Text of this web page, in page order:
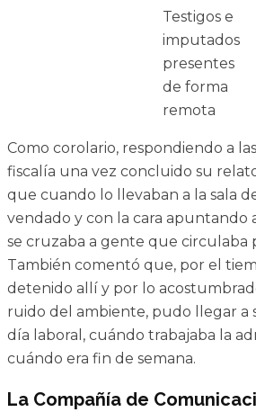
Testigos e
imputados
presentes
de forma
remota
Como corolario, respondiendo a
fiscalía una vez concluido su
que cuando lo llevaban a la sala
vendado y con la cara apuntando
se cruzaba a gente que circulaba
También comentó que, por el
detenido allí y por lo
ruido del ambiente, pudo llegar a
día laboral, cuándo trabajaba la
cuándo era fin de semana.
La Compañía de